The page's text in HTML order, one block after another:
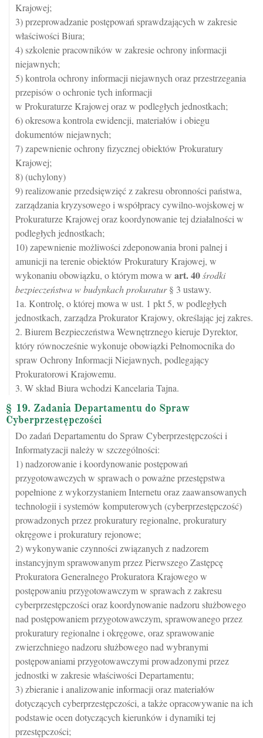
Krajowej;
3) przeprowadzanie postępowań sprawdzających w zakresie
właściwości Biura;
4) szkolenie pracowników w zakresie ochrony informacji
niejawnych;
5) kontrola ochrony informacji niejawnych oraz przestrzegania
przepisów o ochronie tych informacji
w Prokuraturze Krajowej oraz w podległych jednostkach;
6) okresowa kontrola ewidencji, materiałów i obiegu
dokumentów niejawnych;
7) zapewnienie ochrony fizycznej obiektów Prokuratury
Krajowej;
8) (uchylony)
9) realizowanie przedsięwzięć z zakresu obronności państwa,
zarządzania kryzysowego i współpracy cywilno-wojskowej w
Prokuraturze Krajowej oraz koordynowanie tej działalności w
podległych jednostkach;
10) zapewnienie możliwości zdeponowania broni palnej i
amunicji na terenie obiektów Prokuratury Krajowej, w
wykonaniu obowiązku, o którym mowa w art.40środki
bezpieczeństwa w budynkach prokuratur§ 3 ustawy.
1a. Kontrolę, o której mowa w ust. 1 pkt 5, w podległych
jednostkach, zarządza Prokurator Krajowy, określając jej zakres.
2. Biurem Bezpieczeństwa Wewnętrznego kieruje Dyrektor,
który równocześnie wykonuje obowiązki Pełnomocnika do
spraw Ochrony Informacji Niejawnych, podlegający
Prokuratorowi Krajowemu.
3. W skład Biura wchodzi Kancelaria Tajna.
§ 19. Zadania Departamentu do Spraw
Cyberprzestępczości
Do zadań Departamentu do Spraw Cyberprzestępczości i
Informatyzacji należy w szczególności:
1) nadzorowanie i koordynowanie postępowań
przygotowawczych w sprawach o poważne przestępstwa
popełnione z wykorzystaniem Internetu oraz zaawansowanych
technologii i systemów komputerowych (cyberprzestępczość)
prowadzonych przez prokuratury regionalne, prokuratury
okręgowe i prokuratury rejonowe;
2) wykonywanie czynności związanych z nadzorem
instancyjnym sprawowanym przez Pierwszego Zastępcę
Prokuratora Generalnego Prokuratora Krajowego w
postępowaniu przygotowawczym w sprawach z zakresu
cyberprzestępczości oraz koordynowanie nadzoru służbowego
nad postępowaniem przygotowawczym, sprawowanego przez
prokuratury regionalne i okręgowe, oraz sprawowanie
zwierzchniego nadzoru służbowego nad wybranymi
postępowaniami przygotowawczymi prowadzonymi przez
jednostki w zakresie właściwości Departamentu;
3) zbieranie i analizowanie informacji oraz materiałów
dotyczących cyberprzestępczości, a także opracowywanie na ich
podstawie ocen dotyczących kierunków i dynamiki tej
przestępczości;